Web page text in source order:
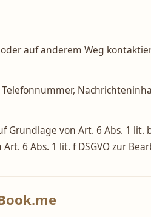
auf anderem Weg
Telefonnummer,
von Art. 6 Abs. 1
6 Abs. 1 lit. f DSGVO zur